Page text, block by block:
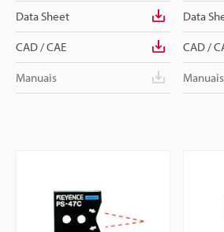
Data Sheet
CAD / CAE
Manuais
Data
CAD /
Manuais